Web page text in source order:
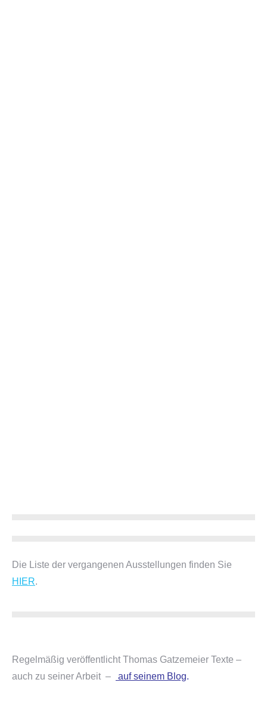
Die Liste der vergangenen Ausstellungen finden Sie
HIER.
Regelmäßig veröffentlicht Thomas Gatzemeier Texte –
auch zu seiner Arbeit –
auf seinem Blog.